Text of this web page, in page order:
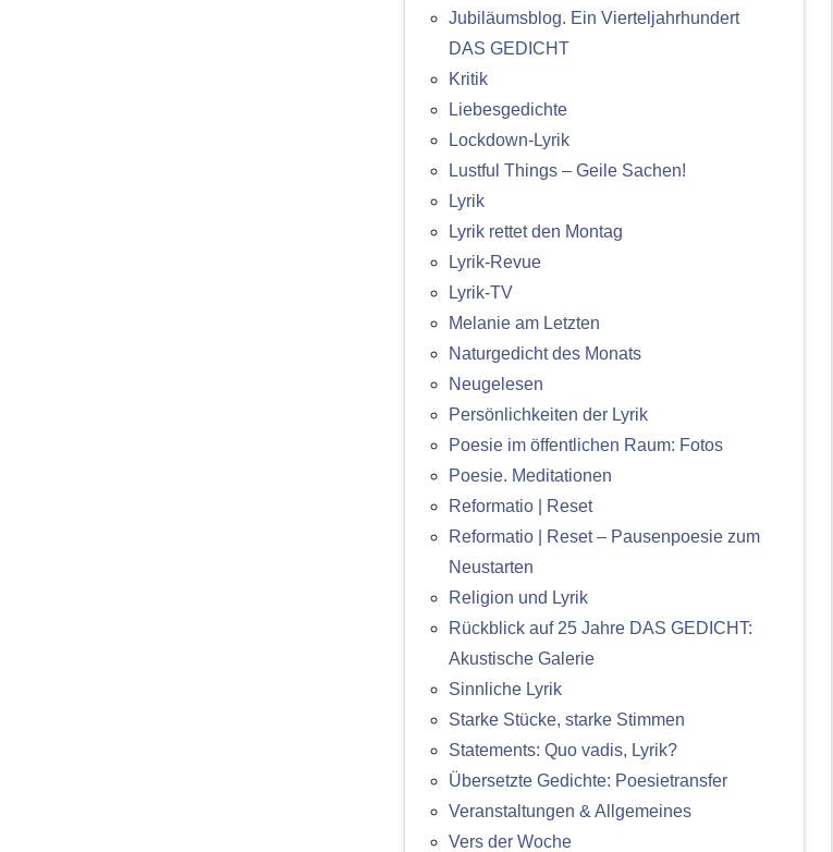
Jubiläumsblog. Ein Vierteljahrhundert
DAS GEDICHT
Kritik
Liebesgedichte
Lockdown-Lyrik
Lustful Things – Geile Sachen!
Lyrik
Lyrik rettet den Montag
Lyrik-Revue
Lyrik-TV
Melanie am Letzten
Naturgedicht des Monats
Neugelesen
Persönlichkeiten der Lyrik
Poesie im öffentlichen Raum: Fotos
Poesie. Meditationen
Reformatio | Reset
Reformatio | Reset – Pausenpoesie zum
Neustarten
Religion und Lyrik
Rückblick auf 25 Jahre DAS GEDICHT:
Akustische Galerie
Sinnliche Lyrik
Starke Stücke, starke Stimmen
Statements: Quo vadis, Lyrik?
Übersetzte Gedichte: Poesietransfer
Veranstaltungen & Allgemeines
Vers der Woche